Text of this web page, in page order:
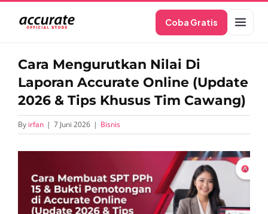
content
Coba Gratis
Cara Mengurutkan Nilai Di
Laporan Accurate Online (Update
2026 & Tips Khusus Tim Cawang)
By irfan | 7 Juni 2026 | Bisnis
Larger
Image